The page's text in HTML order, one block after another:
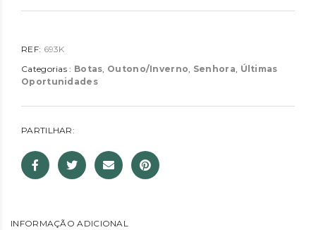
REF: 693K
Categorias : Botas, Outono/Inverno, Senhora, Últimas
Oportunidades
PARTILHAR:
INFORMAÇÃO ADICIONAL